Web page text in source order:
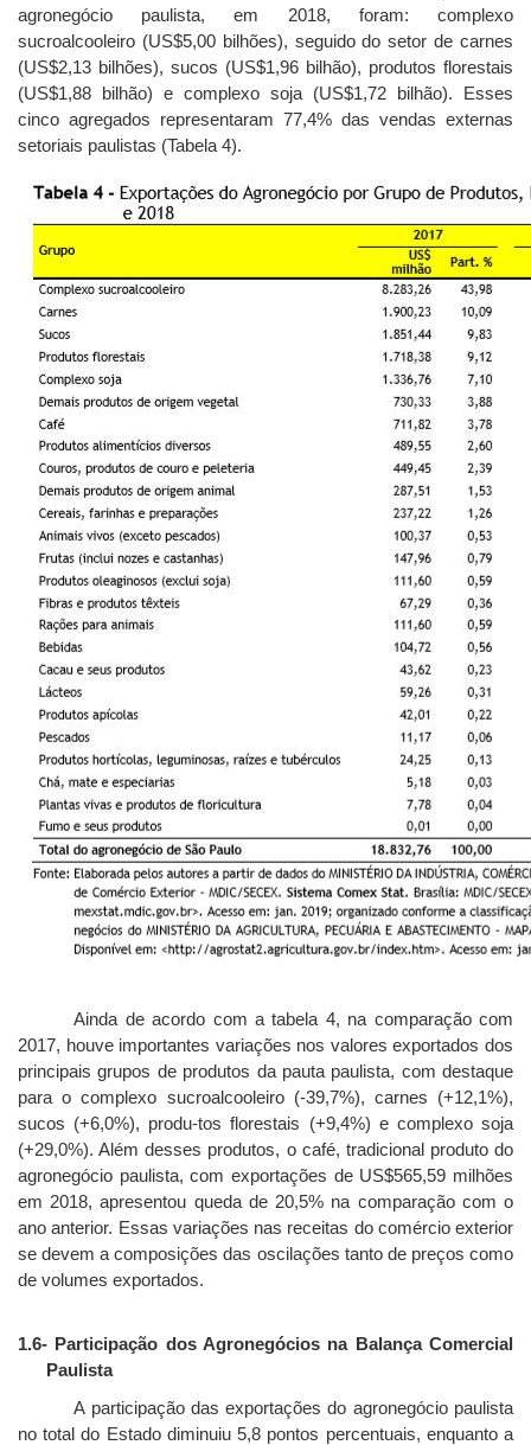
agronegócio paulista, em 2018, foram: complexo
sucroalcooleiro (US$5,00 bilhões), seguido do setor de carnes
(US$2,13 bilhões), sucos (US$1,96 bilhão), produtos florestais
(US$1,88 bilhão) e complexo soja (US$1,72 bilhão). Esses
cinco agregados representaram 77,4% das vendas externas
setoriais paulistas (Tabela 4).
Ainda de acordo com a tabela 4, na comparação com
2017, houve importantes variações nos valores exportados dos
principais grupos de produtos da pauta paulista, com destaque
para o complexo sucroalcooleiro (-39,7%), carnes (+12,1%),
sucos (+6,0%), produ-tos florestais (+9,4%) e complexo soja
(+29,0%). Além desses produtos, o café, tradicional produto do
agronegócio paulista, com exportações de US$565,59 milhões
em 2018, apresentou queda de 20,5% na comparação com o
ano anterior. Essas variações nas receitas do comércio exterior
se devem a composições das oscilações tanto de preços como
de volumes exportados.
1.6- Participação dos Agronegócios na Balança Comercial
Paulista
A participação das exportações do agronegócio paulista
no total do Estado diminuiu 5,8 pontos percentuais, enquanto a